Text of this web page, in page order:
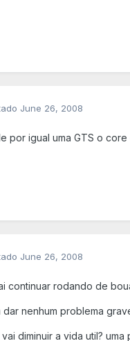
June 26, 2008
por igual uma GTS o core
June 26, 2008
continuar rodando de
dar nenhum problema
diminuir a vida util?